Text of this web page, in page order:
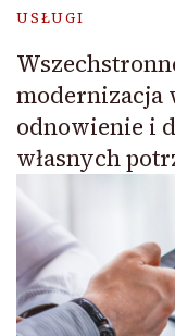
USŁUGI
modernizacja
odnowienie i
własnych